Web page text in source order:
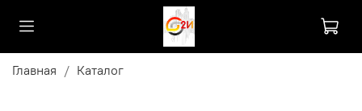
Главная Каталог